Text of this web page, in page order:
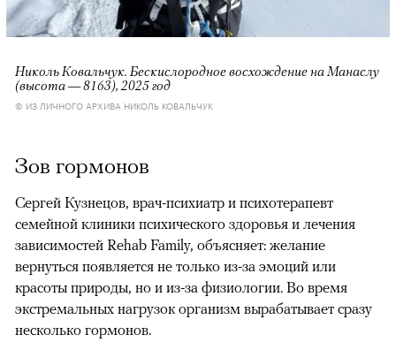
Николь Ковальчук. Бескислородное восхождение на Манаслу
(высота — 8163), 2025 год
© ИЗ ЛИЧНОГО АРХИВА НИКОЛЬ КОВАЛЬЧУК
Зов гормонов
Сергей Кузнецов, врач-психиатр и психотерапевт
семейной клиники психического здоровья и лечения
зависимостей Rehab Family, объясняет: желание
вернуться появляется не только из-за эмоций или
красоты природы, но и из-за физиологии. Во время
экстремальных нагрузок организм вырабатывает сразу
несколько гормонов.